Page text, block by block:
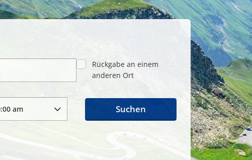
Rückgabe an einem
anderen Ort
Suchen